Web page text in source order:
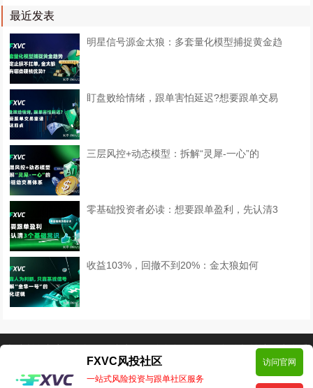
最近发表
明星信号源金太狼：多套量化模型捕捉黄金趋
盯盘败给情绪，跟单害怕延迟?想要跟单交易
三层风控+动态模型：拆解“灵犀-一心”的
零基础投资者必读：想要跟单盈利，先认清3
收益103%，回撤不到20%：金太狼如何
本站所有文章、数据仅供参考，风险自负。如侵犯您的权益请移步联系
我们！邮箱:support@fxvc.net
Copyright © 2024 FXVC社区 版权所有Powered by EyouCms备案
FXVC风投社区
一站式风险投资与跟单社区服务
访问官网